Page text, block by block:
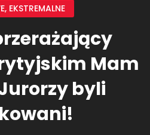
, EKSTREMALNE
Mam
byli